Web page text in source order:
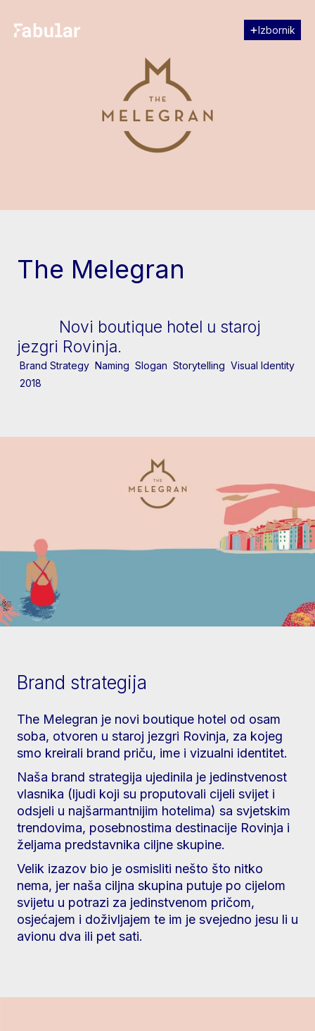
Izbornik
Zatvori
The Melegran
Novi boutique hotel u staroj
jezgri Rovinja.
Brand Strategy Naming Slogan Storytelling Visual Identity
2018
Brand strategija
The Melegran je novi boutique hotel od osam
soba, otvoren u staroj jezgri Rovinja, za kojeg
smo kreirali brand priču, ime i vizualni identitet.
Naša brand strategija ujedinila je jedinstvenost
vlasnika (ljudi koji su proputovali cijeli svijet i
odsjeli u najšarmantnijim hotelima) sa svjetskim
trendovima, posebnostima destinacije Rovinja i
željama predstavnika ciljne skupine.
Velik izazov bio je osmisliti nešto što nitko
nema, jer naša ciljna skupina putuje po cijelom
svijetu u potrazi za jedinstvenom pričom,
osjećajem i doživljajem te im je svejedno jesu li u
avionu dva ili pet sati.